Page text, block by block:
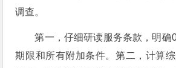
调查。
第一，仔细研读服务条款，明确
期限和所有附加条件。第二，计算综